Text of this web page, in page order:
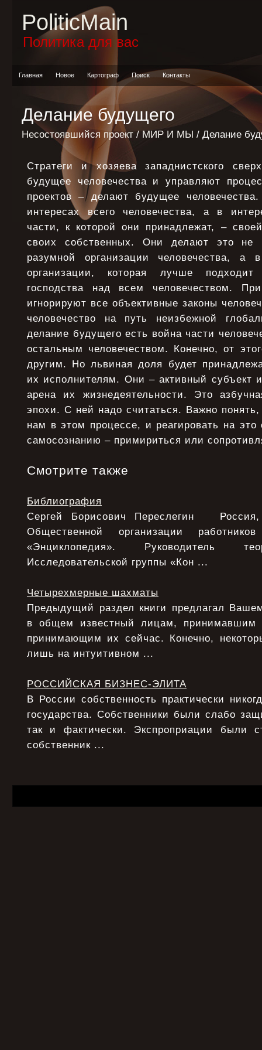
PoliticMain
Политика для вас
Главная Новое Картограф Поиск Контакты
Делание будущего
Несостоявшийся проект / МИР И МЫ / Делание
Стратеги и хозяева западнистского
будущее человечества и управляют
проектов – делают будущее
интересах всего человечества, а в
части, к которой они принадлежат, –
своих собственных. Они делают это не
разумной организации человечества, а
организации, которая лучше
господства над всем человечеством.
игнорируют все объективные законы
человечество на путь неизбежной
делание будущего есть война части
остальным человечеством. Конечно, от
другим. Но львиная доля будет
их исполнителям. Они – активный субъект
арена их жизнедеятельности. Это
эпохи. С ней надо считаться. Важно понять,
нам в этом процессе, и реагировать на это
самосознанию – примириться или
Смотрите также
Библиография
Сергей Борисович Переслегин Россия,
Общественной организации
«Энциклопедия». Руководитель
Исследовательской группы «Кон ...
Четырехмерные шахматы
Предыдущий раздел книги предлагал
в общем известный лицам,
принимающим их сейчас. Конечно,
лишь на интуитивном ...
РОССИЙСКАЯ БИЗНЕС-ЭЛИТА
В России собственность практически
государства. Собственники были слабо
так и фактически. Экспроприации были
собственник ...